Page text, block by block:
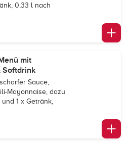
0,33 l nach
mit
Softdrink
Sauce,
Mayonnaise, dazu
1 x Getränk,